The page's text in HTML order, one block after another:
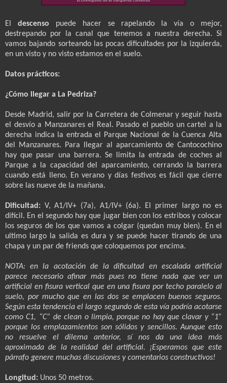
El descenso puede hacer se rapelando la vía o mejor,
destrepando por la canal que tenemos a nuestra derecha. Si
vamos bajando sorteando las pocas dificultades por la izquierda,
en un visto y no visto estamos en el suelo.
Datos prácticos:
¿Cómo llegar a La Pedriza?
Desde Madrid, salir por la Carretera de Colmenar y seguir hasta
el desvío a Manzanares el Real. Pasado el pueblo un cartel a la
derecha indica la entrada el Parque Nacional de la Cuenca Alta
del Manzanares. Para llegar al aparcamiento de Cantocochino
hay que pasar una barrera. Se limita la entrada de coches al
Parque a la capacidad del aparcamiento, cerrando la barrera
cuando está lleno. En verano y días festivos es fácil que cierre
sobre las nueve de la mañana.
Dificultad: V, A1/IV+ (7a), A1/IV+ (6a). El primer largo no es
difícil. En el segundo hay que jugar bien con los estribos y colocar
los seguros de los que vamos a colgar (quedan muy bien). En el
ultimo largo la salida es dura y se puede hacer tirando de una
chapa y un par de friends que coloquemos por encima.
NOTA: en la acotación de la dificultad en escalada artificial
parece necesario afinar más pues no tiene nada que ver un
artificial en fisura vertical que en una fisura por techo paralelo al
suelo, por mucho que en las dos se emplacen buenos seguros.
Según esta tendencia el largo segundo de esta vía podría acotarse
como C1, “C” de clean o limpia, porque no hay que clavar y “1”
porque los emplazamientos son sólidos y sencillos. Aunque esto
no resuelve el dilema anterior, sí nos da una idea más
aproximada de la realidad del artificial. ¡Esperamos que este
párrafo genere muchas discusiones y comentarios constructivos!
Longitud: Unos 50 metros.